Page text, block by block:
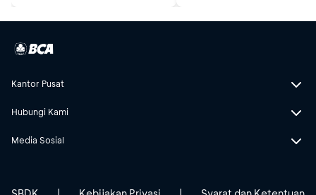
Kantor Pusat
Hubungi Kami
Media Sosial